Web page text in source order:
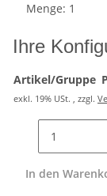
Menge: 1
Ihre
Artikel/Gruppe
exkl. 19% USt. , zzgl.
In den